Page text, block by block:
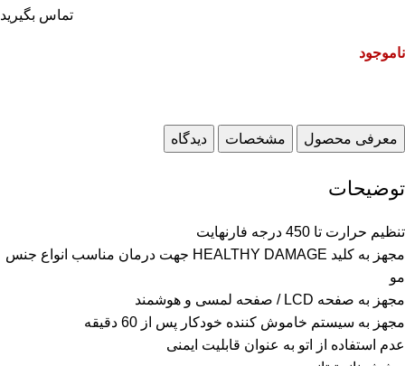
تماس بگیرید
ناموجود
معرفی محصول مشخصات دیدگاه
توضیحات
تنظیم حرارت تا 450 درجه فارنهایت
مجهز به کلید HEALTHY DAMAGE جهت درمان مناسب انواع جنس
مو
مجهز به صفحه LCD / صفحه لمسی و هوشمند
مجهز به سیستم خاموش کننده خودکار پس از 60 دقیقه
عدم استفاده از اتو به عنوان قابلیت ایمنی